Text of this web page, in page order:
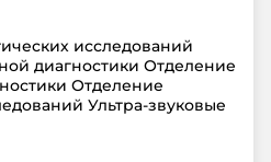
исследований
диагностики Отделение
Отделение
Ультра-звуковые